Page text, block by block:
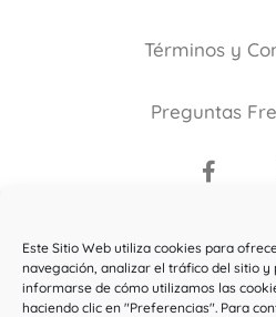
Este Sitio Web utiliza cookies para
navegación, analizar el tráfico del sitio y
informarse de cómo utilizamos las
haciendo clic en "Preferencias". Para
Términos y
Preguntas
Copyright
El Bosque de la
Todos los